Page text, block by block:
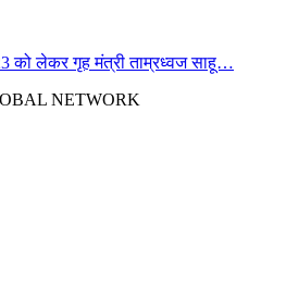
को लेकर गृह मंत्री ताम्रध्वज साहू…
NETWORK